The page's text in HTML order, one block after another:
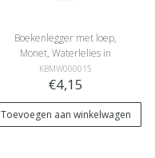
Boekenlegger met loep,
Monet, Waterlelies in
avondlicht
KBMW000015
€4,15
Toevoegen aan winkelwagen